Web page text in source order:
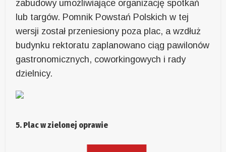
zabudowy umożliwiające organizację spotkań
lub targów. Pomnik Powstań Polskich w tej
wersji został przeniesiony poza plac, a wzdłuż
budynku rektoratu zaplanowano ciąg pawilonów
gastronomicznych, coworkingowych i rady
dzielnicy.
5. Plac w zielonej oprawie